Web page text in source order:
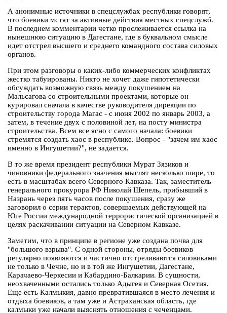
А анонимные источники в спецслужбах республики говорят,
что боевики мстят за активные действия местных спецслужб.
В последнем комментарии четко прослеживается ссылка на
нынешнюю ситуацию в Дагестане, где в буквальном смысле
идет отстрел высшего и среднего командного состава силовых
органов.
При этом разговоры о каких-либо коммерческих конфликтах
жестко табуированы. Никто не хочет даже гипотетически
обсуждать возможную связь между покушением на
Мальсагова со строительными проектами, которые он
курировал сначала в качестве руководителя дирекции по
строительству города Магас - с июня 2002 по январь 2003, а
затем, в течение двух с половиной лет, на посту министра
строительства. Всем все ясно с самого начала: боевики
стремятся создать хаос в республике. Вопрос - "зачем им хаос
именно в Ингушетии?", не задается.
В то же время президент республики Мурат Зязиков и
чиновники федерального значения мыслят несколько шире, то
есть в масштабах всего Северного Кавказа. Так, заместитель
генерального прокурора РФ Николай Шепель, прибывший в
Назрань через пять часов после покушения, сразу же
заговорил о серии терактов, совершаемых действующей на
Юге России международной террористической организацией в
целях раскачивании ситуации на Северном Кавказе.
Заметим, что в принципе в регионе уже создана почва для
"большого взрыва". С одной стороны, отряды боевиков
регулярно появляются и частично отстреливаются силовиками
не только в Чечне, но и в той же Ингушетии, Дагестане,
Карачаево-Черкесии и Кабардино-Балкарии. В сущности,
неохваченными остались только Адыгея и Северная Осетия.
Еще есть Калмыкия, давно превратившаяся в место лечения и
отдыха боевиков, а там уже и Астраханская область, где
калмыки уже начали выяснять отношения с чеченцами.